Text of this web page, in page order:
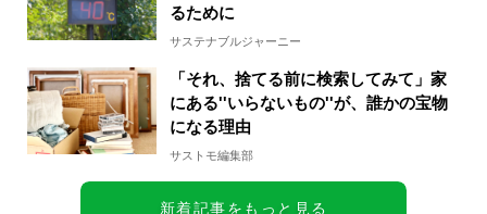
るために
サステナブルジャーニー
「それ、捨てる前に検索してみて」家
にある''いらないもの''が、誰かの宝物
になる理由
サストモ編集部
新着記事をもっと見る